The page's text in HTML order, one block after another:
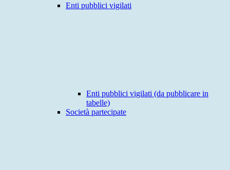
Enti pubblici vigilati
Enti pubblici vigilati (da pubblicare in
tabelle)
Società partecipate